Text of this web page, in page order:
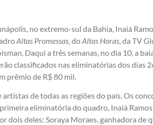
no extremo-sul da Bahia, Inaiá
Altas Promessas , doAltas Horas , da TV
Daqui a três semanas, no dia 10, a
classificados nas eliminatórias dos dias
prêmio de R$ 80 mil.
de todas as regiões do país. Os
eliminatória do quadro, Inaiá
dois deles: Soraya Moraes, ganhadora de